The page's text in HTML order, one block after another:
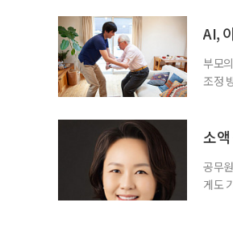
접 만
AI,
부모
조정
다. 이
소
공무
게도